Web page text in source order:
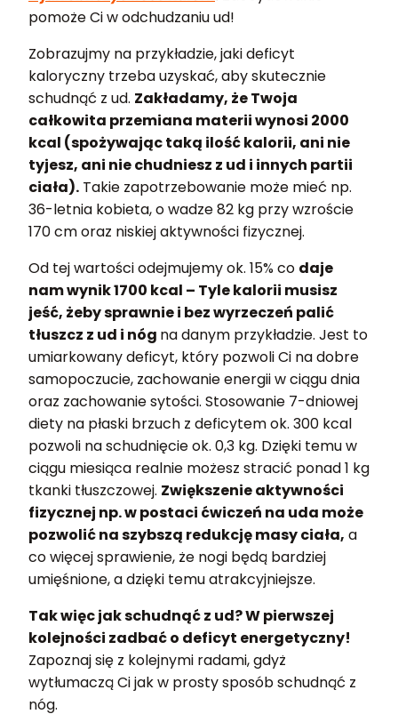
pomoże Ci w odchudzaniu ud!
Zobrazujmy na przykładzie, jaki deficyt
kaloryczny trzeba uzyskać, aby skutecznie
schudnąć z ud. Zakładamy, że Twoja
całkowita przemiana materii wynosi 2000
kcal (spożywając taką ilość kalorii, ani nie
tyjesz, ani nie chudniesz z ud i innych partii
ciała). Takie zapotrzebowanie może mieć np.
36-letnia kobieta, o wadze 82 kg przy wzroście
170 cm oraz niskiej aktywności fizycznej.
Od tej wartości odejmujemy ok. 15% co daje
nam wynik 1700 kcal – Tyle kalorii musisz
jeść, żeby sprawnie i bez wyrzeczeń palić
tłuszcz z ud i nóg na danym przykładzie. Jest to
umiarkowany deficyt, który pozwoli Ci na dobre
samopoczucie, zachowanie energii w ciągu dnia
oraz zachowanie sytości. Stosowanie 7-dniowej
diety na płaski brzuch z deficytem ok. 300 kcal
pozwoli na schudnięcie ok. 0,3 kg. Dzięki temu w
ciągu miesiąca realnie możesz stracić ponad 1 kg
tkanki tłuszczowej. Zwiększenie aktywności
fizycznej np. w postaci ćwiczeń na uda może
pozwolić na szybszą redukcję masy ciała, a
co więcej sprawienie, że nogi będą bardziej
umięśnione, a dzięki temu atrakcyjniejsze.
Tak więc jak schudnąć z ud? W pierwszej
kolejności zadbać o deficyt energetyczny!
Zapoznaj się z kolejnymi radami, gdyż
wytłumaczą Ci jak w prosty sposób schudnąć z
nóg.